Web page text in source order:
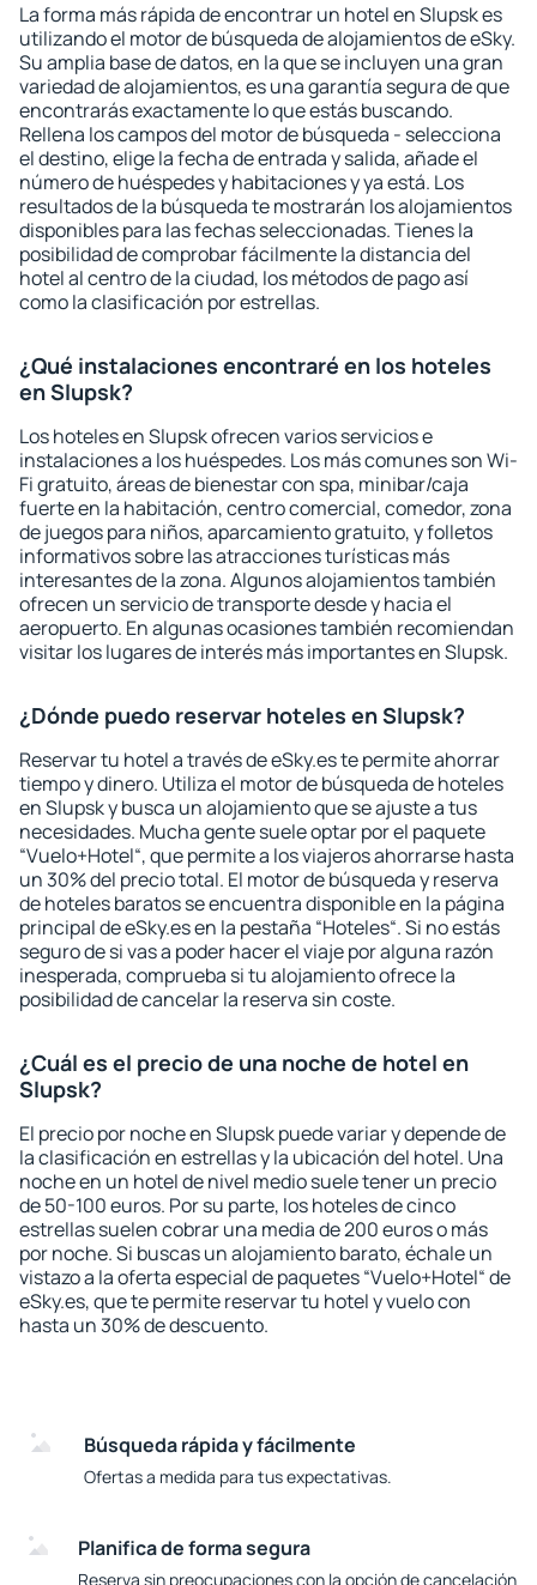
La forma más rápida de encontrar un hotel en Slupsk es
utilizando el motor de búsqueda de alojamientos de eSky.
Su amplia base de datos, en la que se incluyen una gran
variedad de alojamientos, es una garantía segura de que
encontrarás exactamente lo que estás buscando.
Rellena los campos del motor de búsqueda - selecciona
el destino, elige la fecha de entrada y salida, añade el
número de huéspedes y habitaciones y ya está. Los
resultados de la búsqueda te mostrarán los alojamientos
disponibles para las fechas seleccionadas. Tienes la
posibilidad de comprobar fácilmente la distancia del
hotel al centro de la ciudad, los métodos de pago así
como la clasificación por estrellas.
¿Qué instalaciones encontraré en los hoteles
en Slupsk?
Los hoteles en Slupsk ofrecen varios servicios e
instalaciones a los huéspedes. Los más comunes son Wi-
Fi gratuito, áreas de bienestar con spa, minibar/caja
fuerte en la habitación, centro comercial, comedor, zona
de juegos para niños, aparcamiento gratuito, y folletos
informativos sobre las atracciones turísticas más
interesantes de la zona. Algunos alojamientos también
ofrecen un servicio de transporte desde y hacia el
aeropuerto. En algunas ocasiones también recomiendan
visitar los lugares de interés más importantes en Slupsk.
¿Dónde puedo reservar hoteles en Slupsk?
Reservar tu hotel a través de eSky.es te permite ahorrar
tiempo y dinero. Utiliza el motor de búsqueda de hoteles
en Slupsk y busca un alojamiento que se ajuste a tus
necesidades. Mucha gente suele optar por el paquete
“Vuelo+Hotel“, que permite a los viajeros ahorrarse hasta
un 30% del precio total. El motor de búsqueda y reserva
de hoteles baratos se encuentra disponible en la página
principal de eSky.es en la pestaña “Hoteles“. Si no estás
seguro de si vas a poder hacer el viaje por alguna razón
inesperada, comprueba si tu alojamiento ofrece la
posibilidad de cancelar la reserva sin coste.
¿Cuál es el precio de una noche de hotel en
Slupsk?
El precio por noche en Slupsk puede variar y depende de
la clasificación en estrellas y la ubicación del hotel. Una
noche en un hotel de nivel medio suele tener un precio
de 50-100 euros. Por su parte, los hoteles de cinco
estrellas suelen cobrar una media de 200 euros o más
por noche. Si buscas un alojamiento barato, échale un
vistazo a la oferta especial de paquetes “Vuelo+Hotel“ de
eSky.es, que te permite reservar tu hotel y vuelo con
hasta un 30% de descuento.
Búsqueda rápida y fácilmente
Ofertas a medida para tus expectativas.
Planifica de forma segura
Reserva sin preocupaciones con la opción de cancelación